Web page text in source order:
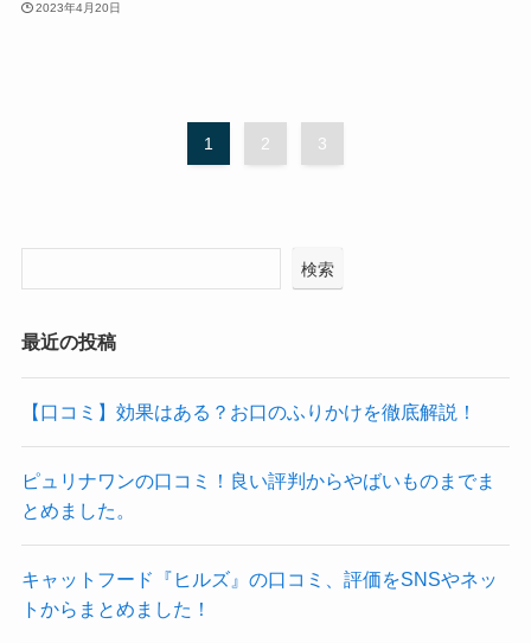
2023年4月20日
1 2 3
検索
最近の投稿
【口コミ】効果はある？お口のふりかけを徹底解説！
ピュリナワンの口コミ！良い評判からやばいものまでま
とめました。
キャットフード『ヒルズ』の口コミ、評価をSNSやネッ
トからまとめました！